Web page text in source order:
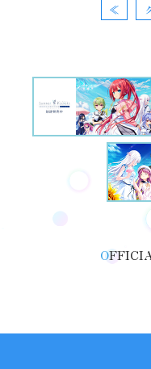
≪
O